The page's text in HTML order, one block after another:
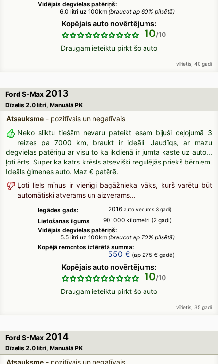
Vidējais degvielas patēriņš:
6.0 litri uz 100km (braucot ap 60% pilsētā)
Kopējais auto novērtējums:
10
Draugam ieteiktu pirkt šo auto
vīrietis, 40 gadi
Ford S-Max 2013
Dīzelis 2.0 litri, Manuālā PK
Atsauksme- pozitīvais un negatīvais
Neko sliktu tiešām nevaru pateikt esam bijuši ceļojumā 3
reizes pa 7000 km, braukt ir ideāli. Jaudīgs, ar mazu
degvielas patēriņu ar visu to ka ikdienā ir jumta kaste uz auto...
ļoti ērts. Super ka katrs krēsls atsevišķi regulējās priekš bērniem.
Ideāls ģimenes auto. Maz € patērē.
Ļoti liels mīnus ir vienīgi bagāžnieka vāks, kurš varētu būt
automātiski atverams un aizverams...
Iegādes gads: 2016 auto vecums 3 gadi)
Lietošanas ilgums
90`000 kilometri (2 gadi)
Vidējais degvielas patēriņš:
5.5 litri uz 100km (braucot ap 70% pilsētā)
Kopējā remontos iztērētā summa:
550 € (ap 275 € gadā)
Kopējais auto novērtējums:
10
Draugam ieteiktu pirkt šo auto
vīrietis, 35 gadi
Ford S-Max 2014
Dīzelis 2.0 litri, Manuālā PK
Atsauksme- pozitīvais un negatīvais